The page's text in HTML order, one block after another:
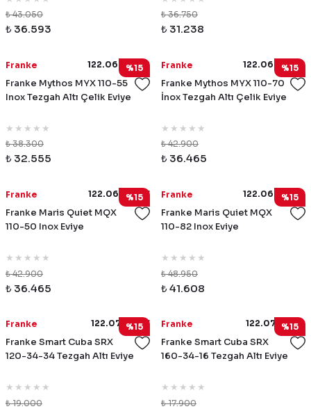
₺ 43.050
₺ 36.593
₺ 36.750
₺ 31.238
%15
Franke 122.0654.858
Franke Mythos MYX 110-55
Inox Tezgah Altı Çelik Eviye
₺ 38.300
₺ 32.555
%15
Franke 122.0654.859
Franke Mythos MYX 110-70
İnox Tezgah Altı Çelik Eviye
₺ 42.900
₺ 36.465
%15
Franke 122.0694.477
Franke Maris Quiet MQX
110-50 Inox Eviye
₺ 42.900
₺ 36.465
%15
Franke 122.0694.479
Franke Maris Quiet MQX
110-82 Inox Eviye
₺ 48.950
₺ 41.608
%15
Franke 122.0736.137
Franke Smart Cuba SRX
120-34-34 Tezgah Altı Eviye
₺ 19.000
%15
Franke 122.0736.139
Franke Smart Cuba SRX
160-34-16 Tezgah Altı Eviye
₺ 17.900